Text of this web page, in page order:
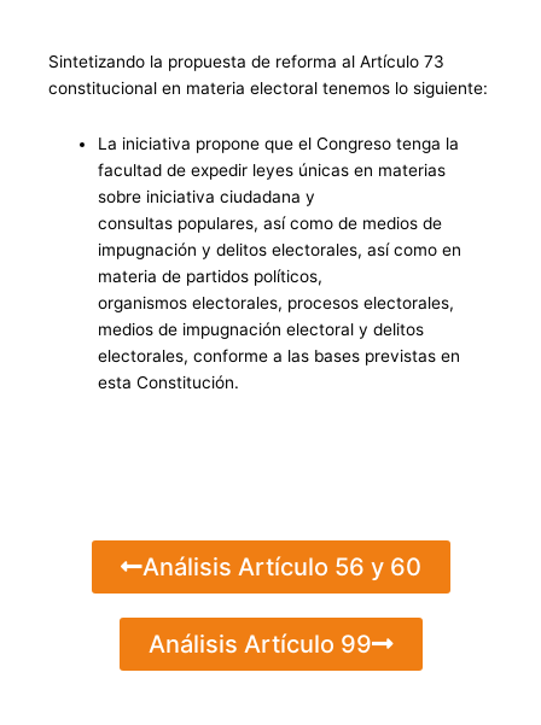
Sintetizando la propuesta de reforma al Artículo 73
constitucional en materia electoral tenemos lo siguiente:
La iniciativa propone que el Congreso tenga la
facultad de expedir leyes únicas en materias
sobre iniciativa ciudadana y
consultas populares, así como de medios de
impugnación y delitos electorales, así como en
materia de partidos políticos,
organismos electorales, procesos electorales,
medios de impugnación electoral y delitos
electorales, conforme a las bases previstas en
esta Constitución.
Análisis Artículo 56 y 60
Análisis Artículo 99